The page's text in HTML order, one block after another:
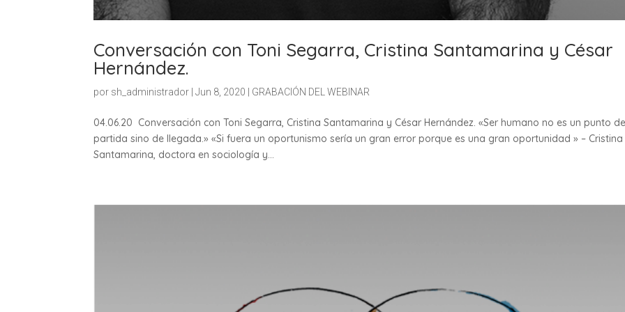
Conversación con Toni Segarra, Cristina Santamarina y César
Hernández.
por sh_administrador |Jun 8, 2020 GRABACIÓN DEL WEBINAR
04.06.20 Conversación con Toni Segarra, Cristina Santamarina y César Hernández. «Ser humano no es un punto
partida sino de llegada.» «Si fuera un oportunismo sería un gran error porque es una gran oportunidad » – Cristina
Santamarina, doctora en sociología y...